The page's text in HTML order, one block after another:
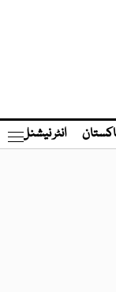
انٹر نیشنل